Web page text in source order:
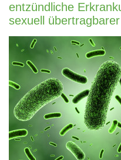
entzündliche
sexuell